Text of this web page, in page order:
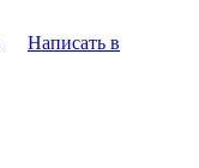
Написать в